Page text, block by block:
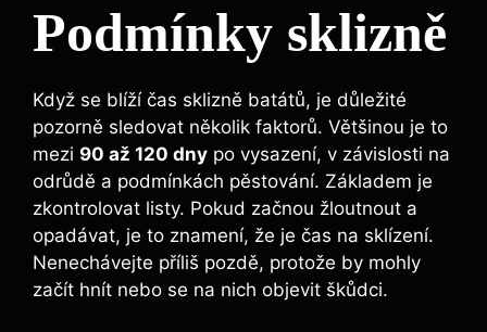
Podmínky sklizně
Když se⁣ blíží čas sklizně batátů, je důležité
‍pozorně sledovat několik faktorů. Většinou je to
mezi 90 až 120 dny po vysazení,​ v závislosti na
‌odrůdě a podmínkách pěstování. Základem je
zkontrolovat⁢ listy. ​Pokud začnou žloutnout a
opadávat, je to ⁣znamení, že‍ je čas ‍na sklízení.
Nenechávejte příliš ​pozdě,‍ protože by mohly
začít ​hnít nebo se⁣ na nich objevit škůdci.